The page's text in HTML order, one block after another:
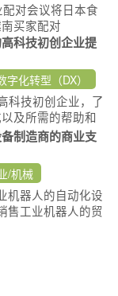
对会议将日本食
买家配对
科技初创企业提
字化转型（DX）
科技初创企业，了
及所需的帮助和
制造商的商业支
/机械
机器人的自动化设
售工业机器人的贸